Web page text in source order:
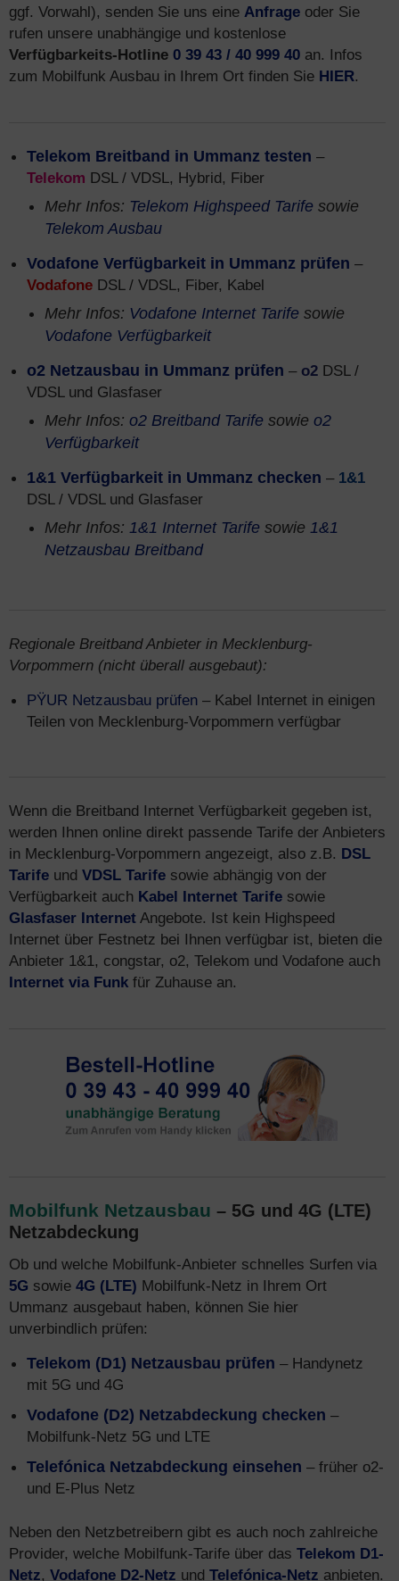
ggf. Vorwahl), senden Sie uns eine Anfrage oder Sie
rufen unsere unabhängige und kostenlose
Verfügbarkeits-Hotline 0 39 43 / 40 999 40 an. Infos
zum Mobilfunk Ausbau in Ihrem Ort finden Sie HIER.
Telekom Breitband in Ummanz testen –
Telekom DSL / VDSL, Hybrid, Fiber
Mehr Infos: Telekom Highspeed Tarife sowie
Telekom Ausbau
Vodafone Verfügbarkeit in Ummanz prüfen –
Vodafone DSL / VDSL, Fiber, Kabel
Mehr Infos: Vodafone Internet Tarife sowie
Vodafone Verfügbarkeit
o2 Netzausbau in Ummanz prüfen – o2 DSL /
VDSL und Glasfaser
Mehr Infos: o2 Breitband Tarife sowie o2
Verfügbarkeit
1&1 Verfügbarkeit in Ummanz checken – 1&1
DSL / VDSL und Glasfaser
Mehr Infos: 1&1 Internet Tarife sowie 1&1
Netzausbau Breitband
Regionale Breitband Anbieter in Mecklenburg-
Vorpommern (nicht überall ausgebaut):
PŸUR Netzausbau prüfen – Kabel Internet in einigen
Teilen von Mecklenburg-Vorpommern verfügbar
Wenn die Breitband Internet Verfügbarkeit gegeben ist,
werden Ihnen online direkt passende Tarife der Anbieters
in Mecklenburg-Vorpommern angezeigt, also z.B. DSL
Tarife und VDSL Tarife sowie abhängig von der
Verfügbarkeit auch Kabel Internet Tarife sowie
Glasfaser Internet Angebote. Ist kein Highspeed
Internet über Festnetz bei Ihnen verfügbar ist, bieten die
Anbieter 1&1, congstar, o2, Telekom und Vodafone auch
Internet via Funk für Zuhause an.
Mobilfunk Netzausbau – 5G und 4G (LTE)
Netzabdeckung
Ob und welche Mobilfunk-Anbieter schnelles Surfen via
5G sowie 4G (LTE) Mobilfunk-Netz in Ihrem Ort
Ummanz ausgebaut haben, können Sie hier
unverbindlich prüfen:
Telekom (D1) Netzausbau prüfen – Handynetz
mit 5G und 4G
Vodafone (D2) Netzabdeckung checken –
Mobilfunk-Netz 5G und LTE
Telefónica Netzabdeckung einsehen – früher o2-
und E-Plus Netz
Neben den Netzbetreibern gibt es auch noch zahlreiche
Provider, welche Mobilfunk-Tarife über das Telekom D1-
Netz, Vodafone D2-Netz und Telefónica-Netz anbieten.